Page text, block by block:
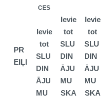
PR
EIĻI
CES
Ievie
tot
SLU
DIN
ĀJU
MU
Ievie
tot
SLU
DIN
ĀJU
MU
SKA
Ievie
tot
SLU
DIN
ĀJU
MU
SKA